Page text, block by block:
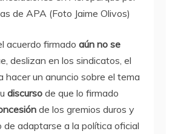
de APA (Foto Jaime Olivos)
acuerdo firmado aún no se
deslizan en los sindicatos, el
hacer un anuncio sobre el tema
discurso de que lo firmado
de los gremios duros y
de adaptarse a la política oficial